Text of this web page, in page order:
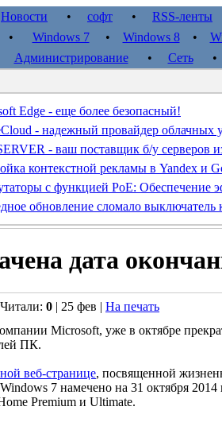
Новости • софт • RSS-ленты
Windows 7• Windows 8•
Администрирование• Сеть
Edge - еще более безопасный!
- надежный провайдер облачных
- ваш поставщик б/у серверов
контекстной рекламы в Yandex и
с функцией PoE: Обеспечение
обновление сломало выключатель
дата
0 | 25 фев | На печать
Microsoft, уже в октябре
ПК.
веб-странице, посвященной
7 намечено на 31 октября
Premium и Ultimate.